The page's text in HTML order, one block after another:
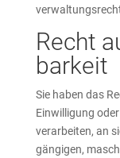
Recht
barkeit
Sie haben das
Einwilligung
verarbeiten, an
gängigen,